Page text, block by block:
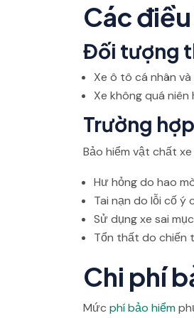
Các
Đối tượng
Xe ô tô cá nhân
Xe không quá
Trường
Bảo hiểm vật chất
Hư hỏng do hao
Tai nạn do lỗi cố ý
Sử dụng xe sai
Tổn thất do chiến
Chi phí
Mức phí bảo hiểm